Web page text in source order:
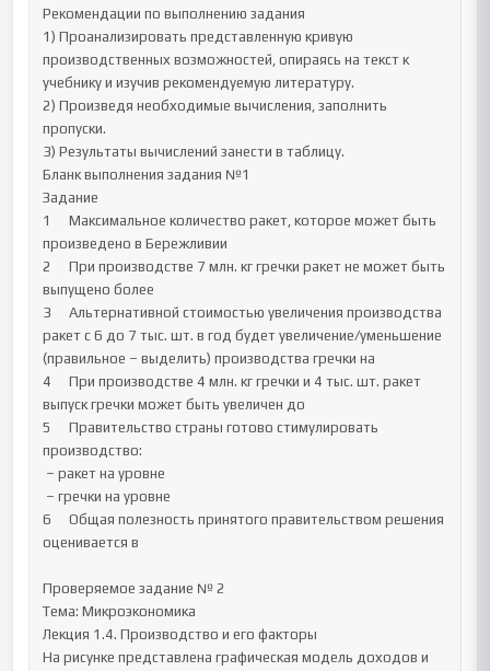
Рекомендации по выполнению задания
1) Проанализировать представленную кривую
производственных возможностей, опираясь на текст к
учебнику и изучив рекомендуемую литературу.
2) Произведя необходимые вычисления, заполнить
пропуски.
3) Результаты вычислений занести в таблицу.
Бланк выполнения задания №1
Задание
1	Максимальное количество ракет, которое может быть
произведено в Бережливии
2	При производстве 7 млн. кг гречки ракет не может быть
выпущено более
3	Альтернативной стоимостью увеличения производства
ракет с 6 до 7 тыс. шт. в год будет увеличение/уменьшение
(правильное – выделить) производства гречки на
4	При производстве 4 млн. кг гречки и 4 тыс. шт. ракет
выпуск гречки может быть увеличен до
5	Правительство страны готово стимулировать
производство:
6	Общая полезность принятого правительством решения
оценивается в
Проверяемое задание № 2
Тема: Микроэкономика
Лекция 1.4. Производство и его факторы
На рисунке представлена графическая модель доходов и